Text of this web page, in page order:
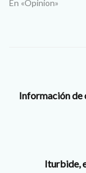
En «Opinion»
Información de
Iturbide,